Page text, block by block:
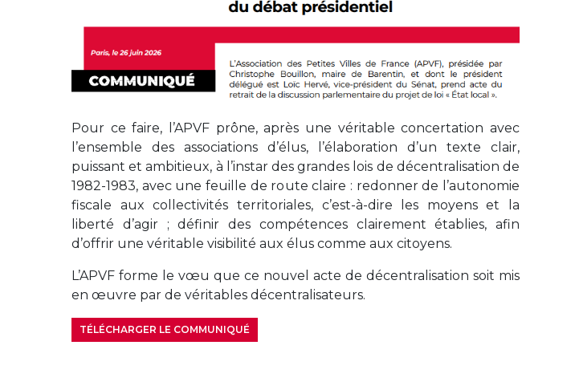
Pour ce faire, l’APVF prône, après une véritable concertation avec
l’ensemble des associations d’élus, l’élaboration d’un texte clair,
puissant et ambitieux, à l’instar des grandes lois de décentralisation de
1982-1983, avec une feuille de route claire : redonner de l’autonomie
fiscale aux collectivités territoriales, c’est-à-dire les moyens et la
liberté d’agir ; définir des compétences clairement établies, afin
d’offrir une véritable visibilité aux élus comme aux citoyens.
L’APVF forme le vœu que ce nouvel acte de décentralisation soit mis
en œuvre par de véritables décentralisateurs.
TÉLÉCHARGER LE COMMUNIQUÉ